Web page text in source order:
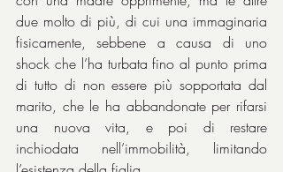
due molto di più, di cui una immaginaria
fisicamente, sebbene a causa di uno
shock che l’ha turbata fino al punto prima
di tutto di non essere più sopportata dal
marito, che le ha abbandonate per rifarsi
una nuova vita, e poi di restare
inchiodata nell’immobilità, limitando